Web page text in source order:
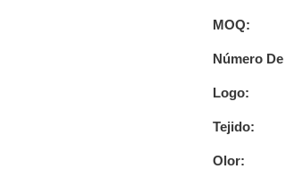
MOQ:
Número
Logo:
Tejido:
Olor: